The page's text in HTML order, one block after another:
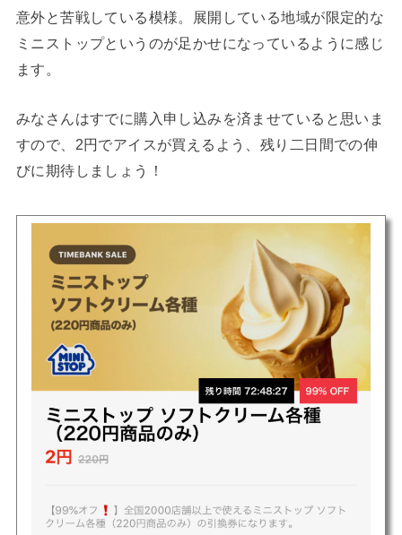
意外と苦戦している模様。展開している地域が限定的な
ミニストップというのが足かせになっているように感じ
ます。
みなさんはすでに購入申し込みを済ませていると思いま
すので、2円でアイスが買えるよう、残り二日間での伸
びに期待しましょう！